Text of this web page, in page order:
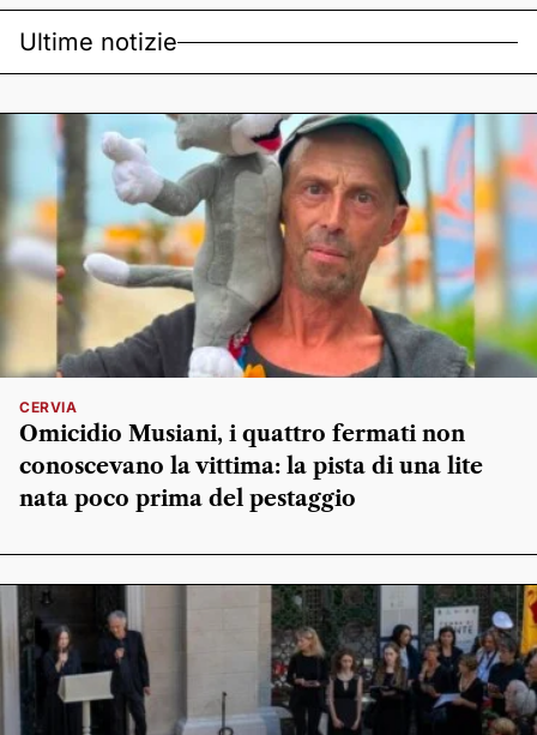
Ultime notizie
CERVIA
Omicidio Musiani, i quattro fermati non
conoscevano la vittima: la pista di una lite
nata poco prima del pestaggio